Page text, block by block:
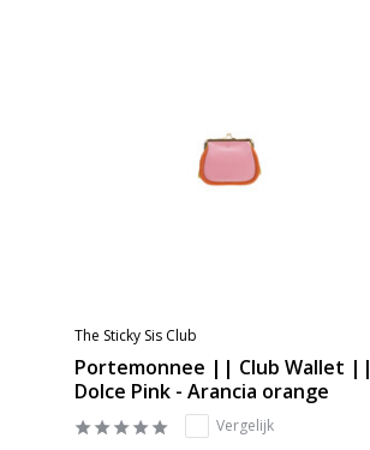
The Sticky Sis Club
Portemonnee || Club Wallet ||
Dolce Pink - Arancia orange
Vergelijk